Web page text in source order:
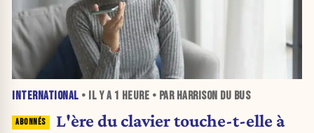
INTERNATIONAL • IL Y A 1 HEURE • PAR HARRISON DU BUS
L'ère du clavier touche-t-elle à